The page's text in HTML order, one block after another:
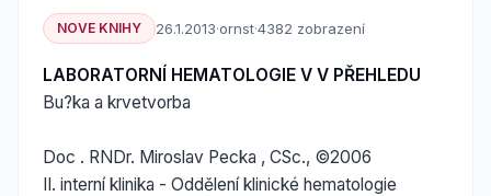
NOVE KNIHY 26.1.2013·ornst·4382 zobrazení
LABORATORNÍ HEMATOLOGIE V V PŘEHLEDU
Bu?ka a krvetvorba
Doc . RNDr. Miroslav Pecka , CSc., ©2006
II. interní klinika - Oddělení klinické hematologie